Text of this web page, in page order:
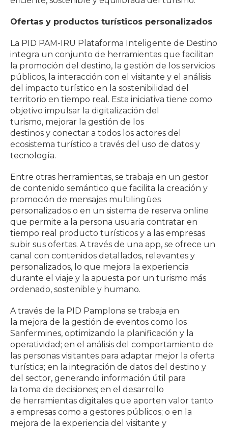
Ofertas y productos turísticos personalizados
La PID PAM-IRU Plataforma Inteligente de Destino
integra un conjunto de herramientas que facilitan
la promoción del destino, la gestión de los servicios
públicos, la interacción con el visitante y el análisis
del impacto turístico en la sostenibilidad del
territorio en tiempo real. Esta iniciativa tiene como
objetivo impulsar la digitalización del
turismo, mejorar la gestión de los
destinos y conectar a todos los actores del
ecosistema turístico a través del uso de datos y
tecnología.
Entre otras herramientas, se trabaja en un gestor
de contenido semántico que facilita la creación y
promoción de mensajes multilingües
personalizados o en un sistema de reserva online
que permite a la persona usuaria contratar en
tiempo real producto turísticos y a las empresas
subir sus ofertas. A través de una app, se ofrece un
canal con contenidos detallados, relevantes y
personalizados, lo que mejora la experiencia
durante el viaje y la apuesta por un turismo más
ordenado, sostenible y humano.
A través de la PID Pamplona se trabaja en
la mejora de la gestión de eventos como los
Sanfermines, optimizando la planificación y la
operatividad; en el análisis del comportamiento de
las personas visitantes para adaptar mejor la oferta
turística; en la integración de datos del destino y
del sector, generando información útil para
la toma de decisiones; en el desarrollo
de herramientas digitales que aporten valor tanto
a empresas como a gestores públicos; o en la
mejora de la experiencia del visitante y